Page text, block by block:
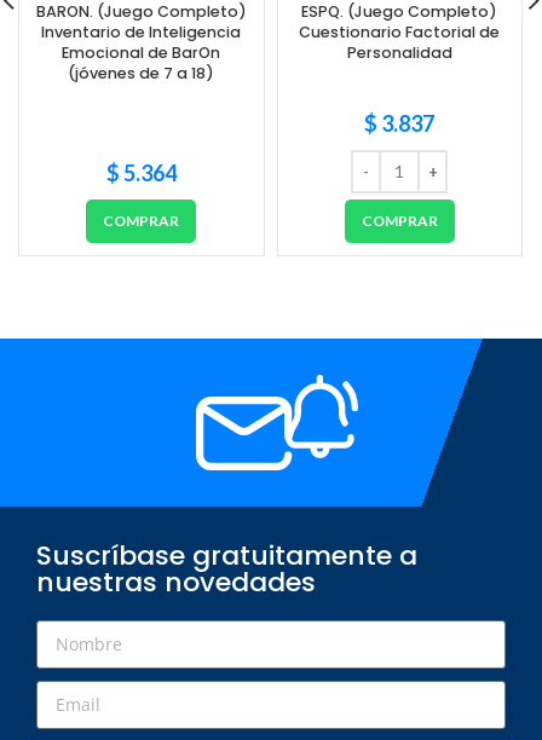
BARON. (Juego Completo)
Inventario de Inteligencia
Emocional de BarOn
(jóvenes de 7 a 18)
$5.364
COMPRAR
ESPQ. (Juego Completo)
Cuestionario Factorial de
Personalidad
$ 3.837
COMPRAR
Suscríbase gratuitamente a
nuestras novedades